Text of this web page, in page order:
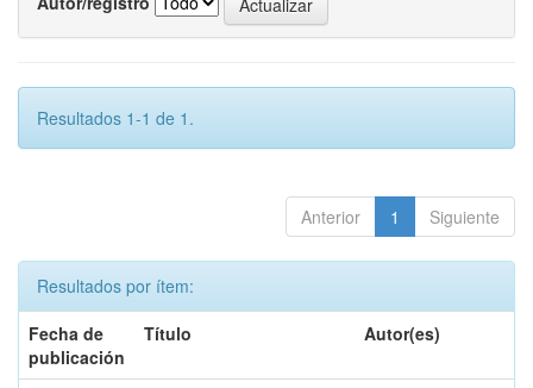
Resultados 1-1 de 1.
Anterior 1 Siguiente
Resultados por ítem:
Fecha de
publicación
Título Autor(es)